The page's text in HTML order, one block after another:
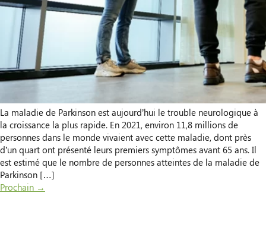
La maladie de Parkinson est aujourd’hui le trouble neurologique à
la croissance la plus rapide. En 2021, environ 11,8 millions de
personnes dans le monde vivaient avec cette maladie, dont près
d’un quart ont présenté leurs premiers symptômes avant 65 ans. Il
est estimé que le nombre de personnes atteintes de la maladie de
Parkinson […]
Prochain →